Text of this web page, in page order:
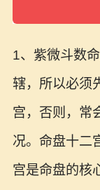
1、紫微斗数
辖，所以必须
宫，否则，常
况。命盘十二
宫是命盘的核